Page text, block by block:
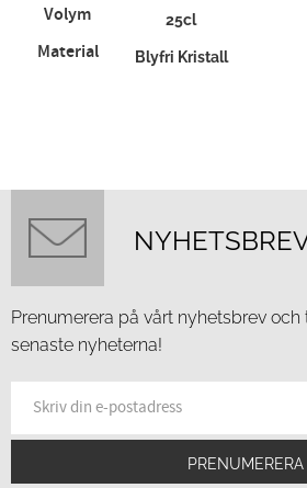
Volym 25cl
Material Blyfri Kristall
Prenumerera på vårt nyhetsbrev och
senaste nyheterna!
PRENUMERERA